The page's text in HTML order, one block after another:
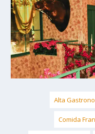
Alta
Comida